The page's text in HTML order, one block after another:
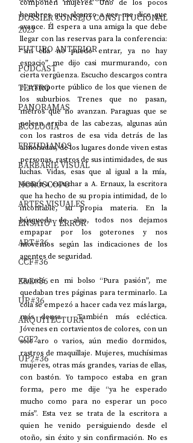
DOSSIER CONSEJO CONSTITUCIONAL
2023
FUTURO ANTERIOR
PODCAST
TEATRO
PANORAMAS
ECOLOGÍA
FREUDIANOS
BARBARIE VISUAL
HORÓSCOPO
ARTES VISUALES
ENSAYO Y ERROR
ART#36
CCF#36
E&E#36
UP#36
ARQUITECTURA
CCF2
UP2#36
componen mujeres. Uno de los pocos
hombres que alcanzo a ver me dice que
avance. Él espera a una amiga la que debe
llegar con las reservas para la conferencia:
“sin ella no puedo entrar, ya no hay
espacio” me dijo casi murmurando, con
cierta vergüenza. Escucho descargos contra
el transporte público de los que vienen de
los suburbios. Trenes que no pasan,
metros que no avanzan. Paraguas que se
pelean arriba de las cabezas, algunas aún
con los rastros de esa vida detrás de las
almohadas, de los lugares donde viven estas
personas, rastros de sus intimidades, de sus
luchas. Vidas, esas que al igual a la mía,
vienen a escuchar a A. Ernaux, la escritora
que ha hecho de su propia intimidad, de lo
incontable, su propia materia. En la
búsqueda de algo, todos nos dejamos
empapar por los goterones y nos
movemos según las indicaciones de los
agentes de seguridad.
Guardé en mi bolso “Pura pasión”, me
quedaban tres páginas para terminarlo. La
cola se empezó a hacer cada vez más larga,
más densa.  También más ecléctica.
Jóvenes en cortavientos de colores, con un
solo aro o varios, aún medio dormidos,
rastros de maquillaje. Mujeres, muchísimas
mujeres, otras más grandes, varias de ellas,
con bastón. Yo tampoco estaba en gran
forma, pero me dije “ya he esperado
mucho como para no esperar un poco
más”. Esta vez se trata de la escritora a
quien he venido persiguiendo desde el
otoño, sin éxito y sin confirmación. No es